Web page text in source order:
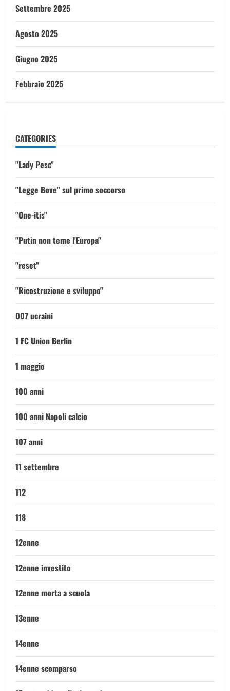
Settembre 2025
Agosto 2025
Giugno 2025
Febbraio 2025
CATEGORIES
"Lady Pesc"
"Legge Bove" sul primo soccorso
"One-itis"
"Putin non teme l'Europa"
"reset"
"Ricostruzione e sviluppo"
007 ucraini
1 FC Union Berlin
1 maggio
100 anni
100 anni Napoli calcio
107 anni
11 settembre
112
118
12enne
12enne investito
12enne morta a scuola
13enne
14enne
14enne scomparso